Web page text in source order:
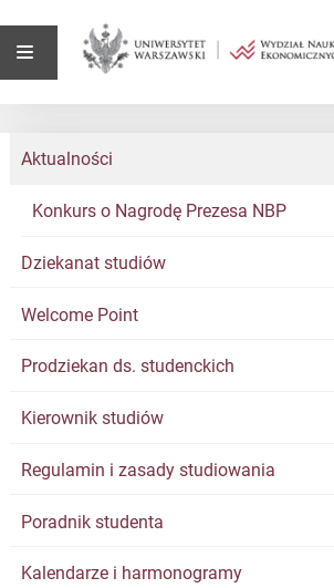
Aktualności
Konkurs o Nagrodę Prezesa NBP
Dziekanat studiów
Welcome Point
Prodziekan ds. studenckich
Kierownik studiów
Regulamin i zasady studiowania
Poradnik studenta
Kalendarze i harmonogramy